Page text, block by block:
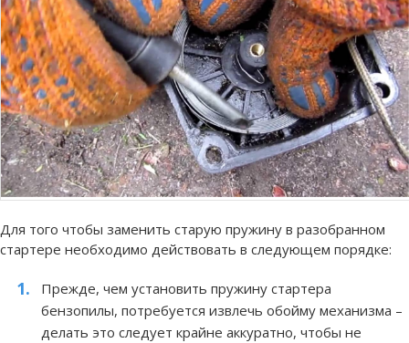
Для того чтобы заменить старую пружину в разобранном
стартере необходимо действовать в следующем порядке:
Прежде, чем установить пружину стартера
бензопилы, потребуется извлечь обойму механизма –
делать это следует крайне аккуратно, чтобы не